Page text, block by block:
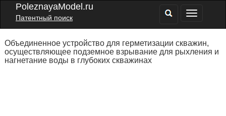
PoleznayaModel.ru
Патентный поиск
Объединенное устройство для герметизации скважин,
осуществляющее подземное взрывание для рыхления и
нагнетание воды в глубоких скважинах